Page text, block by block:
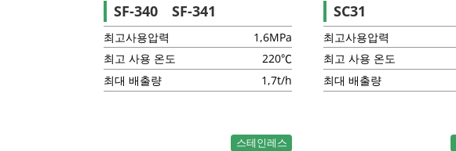
SF-340 SF-341
최고사용압력
1,6MPa
최고 사용 온도
220℃
최대 배출량
1,7t/h
SC31
최고사용압력
최고 사용 온도
최대 배출량
스테인레스